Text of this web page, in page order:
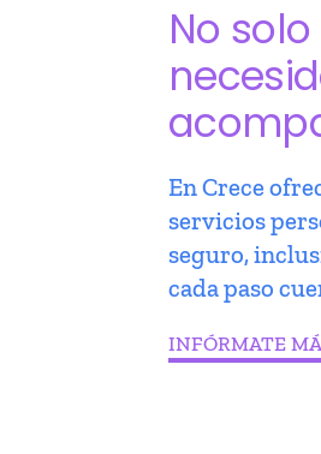
No
En Crece
servicios
seguro,
cada paso
INFÓRMATE